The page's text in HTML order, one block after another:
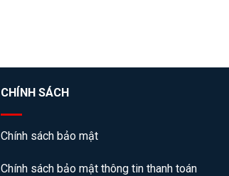
CHÍNH SÁCH
Chính sách bảo mật
Chính sách bảo mật thông tin thanh toán